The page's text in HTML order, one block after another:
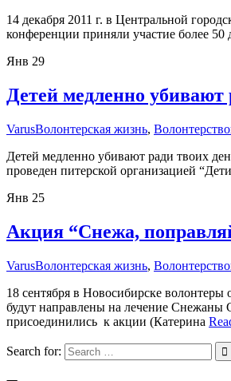
14 декабря 2011 г. в Центральной
конференции приняли участие более
Янв 29
Детей медленно
VarusВолонтерская жизнь, Волонтерство
Детей медленно убивают ради твоих
проведен питерской организацией
Янв 25
Акция “Снежа,
VarusВолонтерская жизнь, Волонтерство
18 сентября в Новосибирске
будут направлены на лечение Снежаны
присоединились к акции (Катерина
Search for: